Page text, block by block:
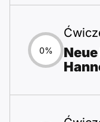
0%